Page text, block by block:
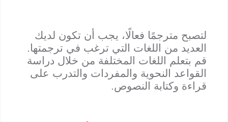
لتصبح مترجمًا فعالًا، يجب أن تكون لديك
العديد من اللغات التي ترغب في ترجمتها.
قم بتعلم اللغات المختلفة من خلال دراسة
القواعد النحوية والمفردات والتدرب على
قراءة وكتابة النصوص.